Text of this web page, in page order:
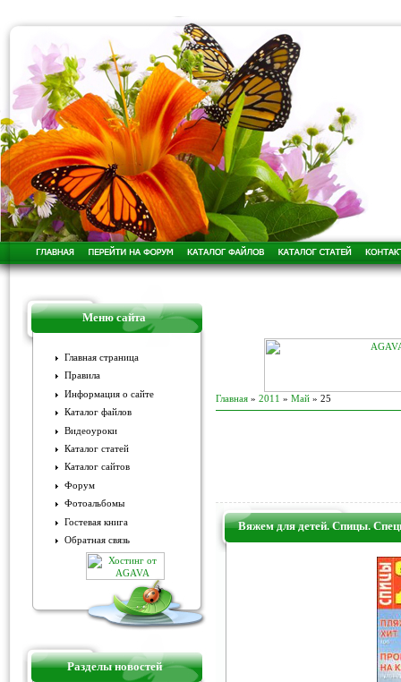
Меню сайта
Главная страница
Правила
Информация о сайте
Каталог файлов
Видеоуроки
Каталог статей
Каталог сайтов
Форум
Фотоальбомы
Гостевая книга
Обратная связь
Разделы новостей
Главная » 2011 » Май » 25
Вяжем для детей. Спицы.